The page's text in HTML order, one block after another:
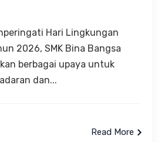
Hari Lingkungan
2026, SMK Bina Bangsa
berbagai upaya untuk
dan...
Read More